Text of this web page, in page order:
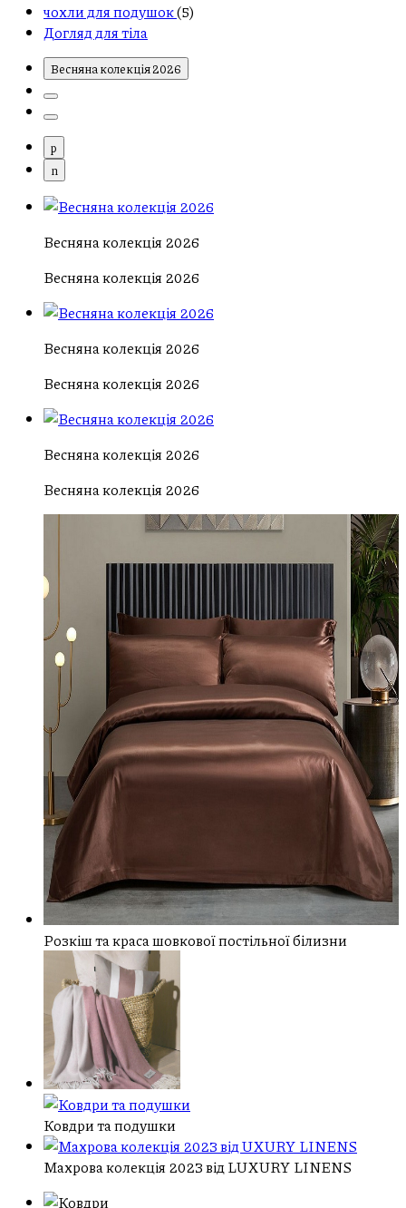
чохли для подушок(5)
Догляд для тіла
Весняна колекція 2026
p
n
Весняна колекція 2026
Весняна колекція 2026
Весняна колекція 2026
Весняна колекція 2026
Весняна колекція 2026
Весняна колекція 2026
Розкіш та краса шовкової постільної білизни
Ковдри та подушки
Махрова колекція 2023 від LUXURY LINENS